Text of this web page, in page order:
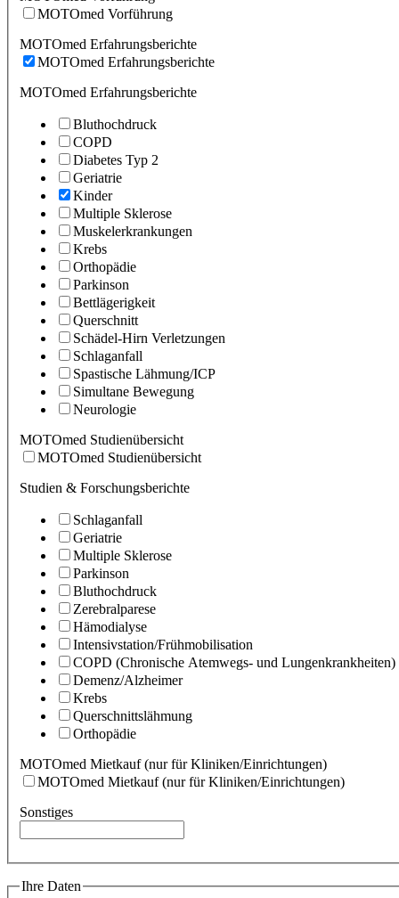
MOTOmed Vorführung
MOTOmed Erfahrungsberichte
MOTOmed Erfahrungsberichte
MOTOmed Erfahrungsberichte
Bluthochdruck
COPD
Diabetes Typ 2
Geriatrie
Kinder
Multiple Sklerose
Muskelerkrankungen
Krebs
Orthopädie
Parkinson
Bettlägerigkeit
Querschnitt
Schädel-Hirn Verletzungen
Schlaganfall
Spastische Lähmung/ICP
Simultane Bewegung
Neurologie
MOTOmed Studienübersicht
MOTOmed Studienübersicht
Studien & Forschungsberichte
Schlaganfall
Geriatrie
Multiple Sklerose
Parkinson
Bluthochdruck
Zerebralparese
Hämodialyse
Intensivstation/Frühmobilisation
COPD (Chronische Atemwegs- und Lungenkrankheiten)
Demenz/Alzheimer
Krebs
Querschnittslähmung
Orthopädie
MOTOmed Mietkauf (nur für Kliniken/Einrichtungen)
MOTOmed Mietkauf (nur für Kliniken/Einrichtungen)
Sonstiges
Ihre Daten